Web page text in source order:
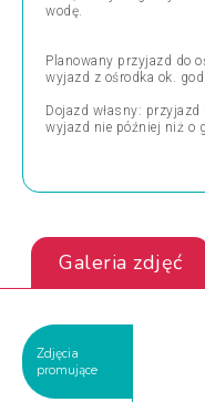
wodę.
Planowany przyjazd do
wyjazd z ośrodka ok.
Dojazd własny:
wyjazd nie później niż o
Galeria zdjęć
Zdjęcia
promujące